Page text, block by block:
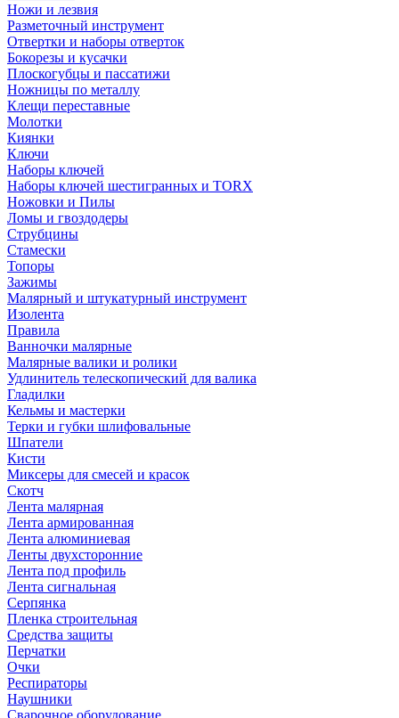
Ножи и лезвия
Разметочный инструмент
Отвертки и наборы отверток
Бокорезы и кусачки
Плоскогубцы и пассатижи
Ножницы по металлу
Клещи переставные
Молотки
Киянки
Ключи
Наборы ключей
Наборы ключей шестигранных и TORX
Ножовки и Пилы
Ломы и гвоздодеры
Струбцины
Стамески
Топоры
Зажимы
Малярный и штукатурный инструмент
Изолента
Правила
Ванночки малярные
Малярные валики и ролики
Удлинитель телескопический для валика
Гладилки
Кельмы и мастерки
Терки и губки шлифовальные
Шпатели
Кисти
Миксеры для смесей и красок
Скотч
Лента малярная
Лента армированная
Лента алюминиевая
Ленты двухсторонние
Лента под профиль
Лента сигнальная
Серпянка
Пленка строительная
Средства защиты
Перчатки
Очки
Респираторы
Наушники
Сварочное оборудование